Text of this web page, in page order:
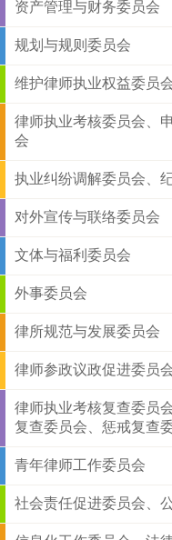
资产管理与财务委员会
规划与规则委员会
维护律师执业权益委员
律师执业考核委员会、
会
执业纠纷调解委员会、
对外宣传与联络委员会
文体与福利委员会
外事委员会
律所规范与发展委员会
律师参政议政促进委员
律师执业考核复查委员
复查委员会、惩戒复查
青年律师工作委员会
社会责任促进委员会、